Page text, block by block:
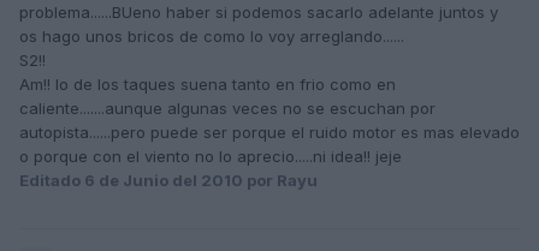
problema......BUeno haber si podemos sacarlo adelante juntos y
os hago unos bricos de como lo voy arreglando......
S2!!
Am!! lo de los taques suena tanto en frio como en
caliente.......aunque algunas veces no se escuchan por
autopista......pero puede ser porque el ruido motor es mas elevado
o porque con el viento no lo aprecio.....ni idea!! jeje
Editado 6 de Junio del 2010 por Rayu